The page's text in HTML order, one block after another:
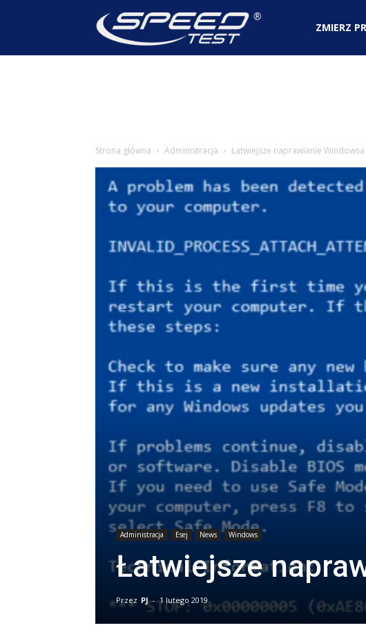
SpeedTest.plZMIERZ
Strona główna Administracja Łatwiejsze naprawianie Windowsa
Administracja Esej News Windows
Łatwiejsze
Przez PJ - 1 lutego 2019